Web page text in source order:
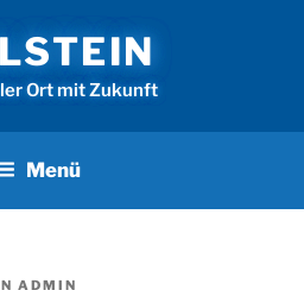
Ort mit Zukunft
Menü
ADMIN